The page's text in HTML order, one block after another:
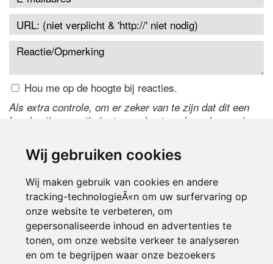
Wij gebruiken cookies
Wij maken gebruik van cookies en andere
tracking-technologieÃ«n om uw surfervaring op
onze website te verbeteren, om
gepersonaliseerde inhoud en advertenties te
tonen, om onze website verkeer te analyseren
en om te begrijpen waar onze bezoekers
Hou me op de hoogte bij reacties.
Als extra controle, om er zeker van te zijn dat dit een
handmatige reactie is, typ onderstaande code over in
de code te wijzigen.